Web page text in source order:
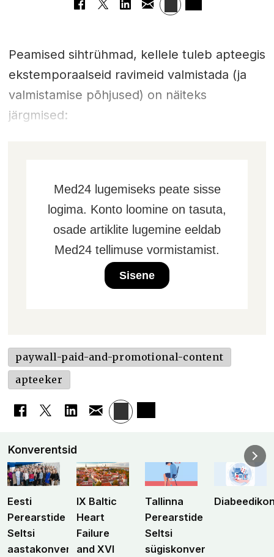
Peamised sihtrühmad, kellele tuleb apteegis
ekstemporaalseid ravimeid valmistada (ja
valmistamise põhjused) on näiteks
järgmised:
Med24 lugemiseks peate sisse
logima. Konto loomine on tasuta,
osade artiklite lugemine eeldab
Med24 tellimuse vormistamist.
Sisene
paywall-paid-and-promotional-content
apteeker
Konverentsid
Eesti
Perearstide
Seltsi
aastakonverents
IX Baltic
Heart
Failure
and XVI
Tallinna
Perearstide
Seltsi
sügiskonverents